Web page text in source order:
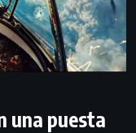
una puesta